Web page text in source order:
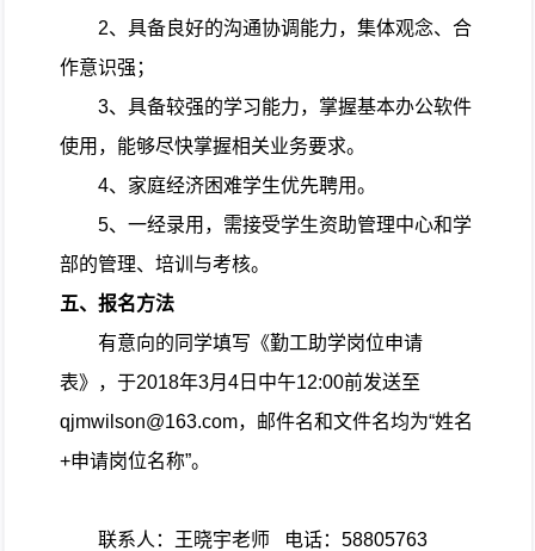
2、具备良好的沟通协调能力，集体观念、合
作意识强；
3、具备较强的学习能力，掌握基本办公软件
使用，能够尽快掌握相关业务要求。
4、家庭经济困难学生优先聘用。
5、一经录用，需接受学生资助管理中心和学
部的管理、培训与考核。
五、报名方法
有意向的同学填写《勤工助学岗位申请
表》，于2018年3月 4 日中午12:00前发送至
qjmwilson@163.com，邮件名和文件名均为“姓名
+申请岗位名称”。
联系人：王晓宇老师 电话： 58805763